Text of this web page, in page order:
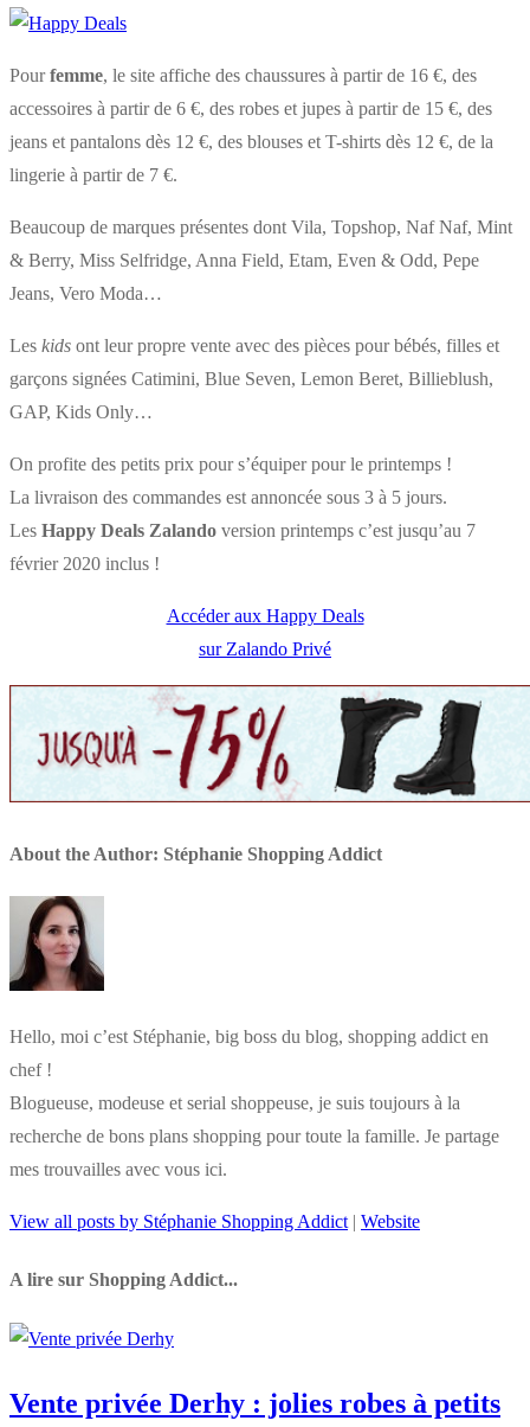
Pourfemme, le site affiche des chaussures à partir de 16 €, des
accessoires à partir de 6 €, des robes et jupes à partir de 15 €, des
jeans et pantalons dès 12 €, des blouses et T-shirts dès 12 €, de la
lingerie à partir de 7 €.
Beaucoup de marques présentes dont Vila, Topshop, Naf Naf, Mint
& Berry, Miss Selfridge, Anna Field, Etam, Even & Odd, Pepe
Jeans, Vero Moda…
Les kids ont leur propre vente avec des pièces pour bébés, filles et
garçons signées Catimini, Blue Seven, Lemon Beret, Billieblush,
GAP, Kids Only…
On profite des petits prix pour s’équiper pour le printemps !
La livraison des commandes est annoncée sous 3 à 5 jours.
Les Happy Deals Zalando version printemps c’est jusqu’au 7
février 2020 inclus !
Accéder aux Happy Deals
sur Zalando Privé
About the Author: Stéphanie Shopping Addict
Hello, moi c’est Stéphanie, big boss du blog, shopping addict en
chef !
Blogueuse, modeuse et serial shoppeuse, je suis toujours à la
recherche de bons plans shopping pour toute la famille. Je partage
mes trouvailles avec vous ici.
View all posts by Stéphanie Shopping Addict | Website
A lire sur Shopping Addict...
Vente privée Derhy : jolies robes à petits